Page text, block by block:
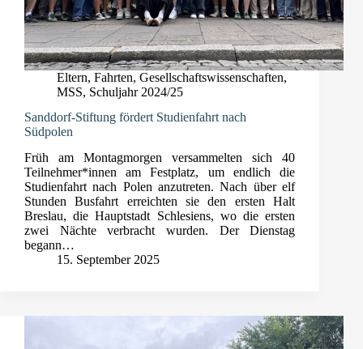
Eltern, Fahrten, Gesellschaftswissenschaften,
MSS, Schuljahr 2024/25
Sanddorf-Stiftung fördert Studienfahrt nach
Südpolen
Früh am Montagmorgen versammelten sich 40
Teilnehmer*innen am Festplatz, um endlich die
Studienfahrt nach Polen anzutreten. Nach über elf
Stunden Busfahrt erreichten sie den ersten Halt
Breslau, die Hauptstadt Schlesiens, wo die ersten
zwei Nächte verbracht wurden. Der Dienstag
begann…
15. September 2025